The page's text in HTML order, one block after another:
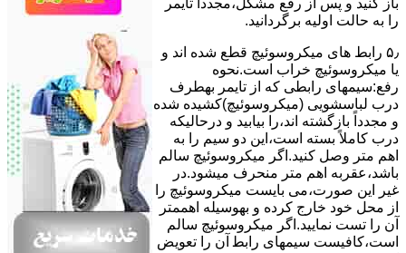
باز کنید و ﭘﺲ از رﻓﻊ مشکل،مجدداً ﺗﺎﯾﻤﺮ
را به حالت اوﻟﯿﻪ برگردانید.
۵٫ رابط های ﻣﯿﮑﺮوﺳﻮﺋﯿﭻ ﻗﻄﻊ شده اند و
ﯾﺎ ﻣﯿﮑﺮوﺳﻮﺋﯿﭻ ﺧﺮاب اﺳﺖ.نحوه
رفع:سیمهای راﺑﻄﯽ ﮐﻪ از ﺗﺎﯾﻤﺮ بهطرف
درب لباسشویی (ﻣﯿﮑﺮوﺳﻮﺋﯿﭻ)کشیده شده
و مجدداً بازگشته اند،را ﺑﯿﺎﺑﯿﺪ و درحالیکه
درب کاملاً ﺑﺴﺘﻪ اﺳﺖ،اﯾﻦ دو ﺳﯿﻢ را ﺑﻪ
اﻫﻢ ﻣﺘﺮ وصل کنید.اﮔﺮ ﻣﯿﮑﺮوﺳﻮﺋﯿﭻ ﺳﺎﻟﻢ
ﺑﺎﺷﺪ،ﻋﻘﺮﺑﻪ اهم متر ﻣﻨﺤﺮف میشود.در
ﻏﯿﺮ اﯾﻦ ﺻﻮرت،می بایست ﻣﯿﮑﺮوﺳﻮﺋﯿﭻ را
از ﻣﺤﻞ خود ﺧﺎرج کرده و بهوسیله اهممتر
آن را ﺗﺴﺖ ﻧﻤﺎﯾﯿﺪ.اﮔﺮ ﻣﯿﮑﺮوﺳﻮﺋﯿﭻ ﺳﺎﻟﻢ
اﺳﺖ،ﮐﺎﻓﯿﺴﺖ سیمهای راﺑﻄ آن را ﺗﻌﻮﯾﺾ